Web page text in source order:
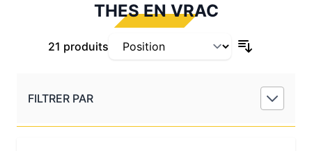
THES EN VRAC
21 produits
FILTRER PAR